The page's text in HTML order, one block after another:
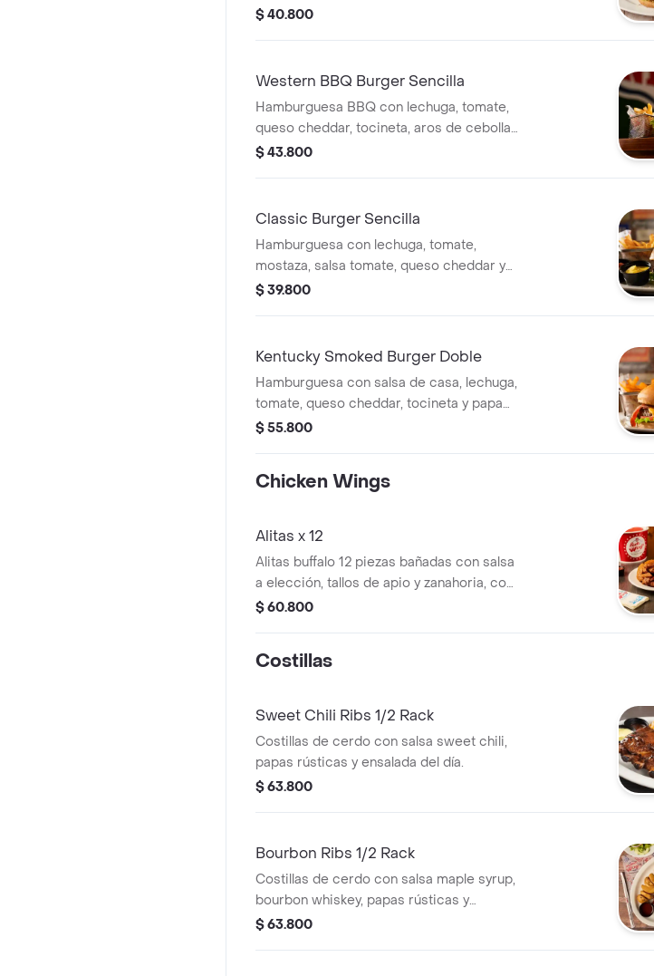
tocineta y papa francesa.
$ 40.800
Western BBQ Burger Sencilla
Hamburguesa BBQ con lechuga, tomate,
queso cheddar, tocineta, aros de cebolla
y papa francesa.
$ 43.800
Classic Burger Sencilla
Hamburguesa con lechuga, tomate,
mostaza, salsa tomate, queso cheddar y
papa francesa.
$ 39.800
Kentucky Smoked Burger Doble
Hamburguesa con salsa de casa, lechuga,
tomate, queso cheddar, tocineta y papa
francesa.
$ 55.800
Chicken Wings
Alitas x 12
Alitas buffalo 12 piezas bañadas con salsa
a elección, tallos de apio y zanahoria, con
blue cheese dressing o ajo
$ 60.800
Costillas
Sweet Chili Ribs 1/2 Rack
Costillas de cerdo con salsa sweet chili,
papas rústicas y ensalada del día.
$ 63.800
Bourbon Ribs 1/2 Rack
Costillas de cerdo con salsa maple syrup,
bourbon whiskey, papas rústicas y
ensalada del día.
$ 63.800